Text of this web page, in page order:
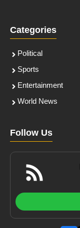
Categories
Political
Sports
Entertainment
World News
Follow Us